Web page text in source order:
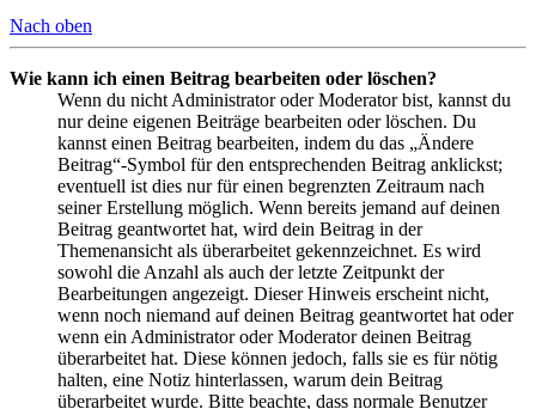
Nach oben
Wie kann ich einen Beitrag bearbeiten oder löschen?
Wenn du nicht Administrator oder Moderator bist, kannst du
nur deine eigenen Beiträge bearbeiten oder löschen. Du
kannst einen Beitrag bearbeiten, indem du das „Ändere
Beitrag“-Symbol für den entsprechenden Beitrag anklickst;
eventuell ist dies nur für einen begrenzten Zeitraum nach
seiner Erstellung möglich. Wenn bereits jemand auf deinen
Beitrag geantwortet hat, wird dein Beitrag in der
Themenansicht als überarbeitet gekennzeichnet. Es wird
sowohl die Anzahl als auch der letzte Zeitpunkt der
Bearbeitungen angezeigt. Dieser Hinweis erscheint nicht,
wenn noch niemand auf deinen Beitrag geantwortet hat oder
wenn ein Administrator oder Moderator deinen Beitrag
überarbeitet hat. Diese können jedoch, falls sie es für nötig
halten, eine Notiz hinterlassen, warum dein Beitrag
überarbeitet wurde. Bitte beachte, dass normale Benutzer